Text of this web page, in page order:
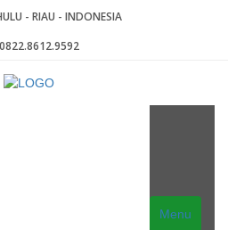
- RIAU - INDONESIA
0822.8612.9592
Menu